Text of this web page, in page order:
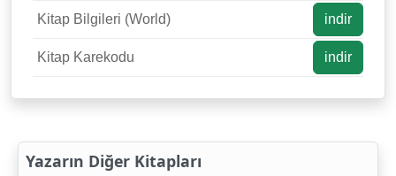
Kitap Bilgileri (World) indir
Kitap Karekodu indir
Yazarın Diğer Kitapları